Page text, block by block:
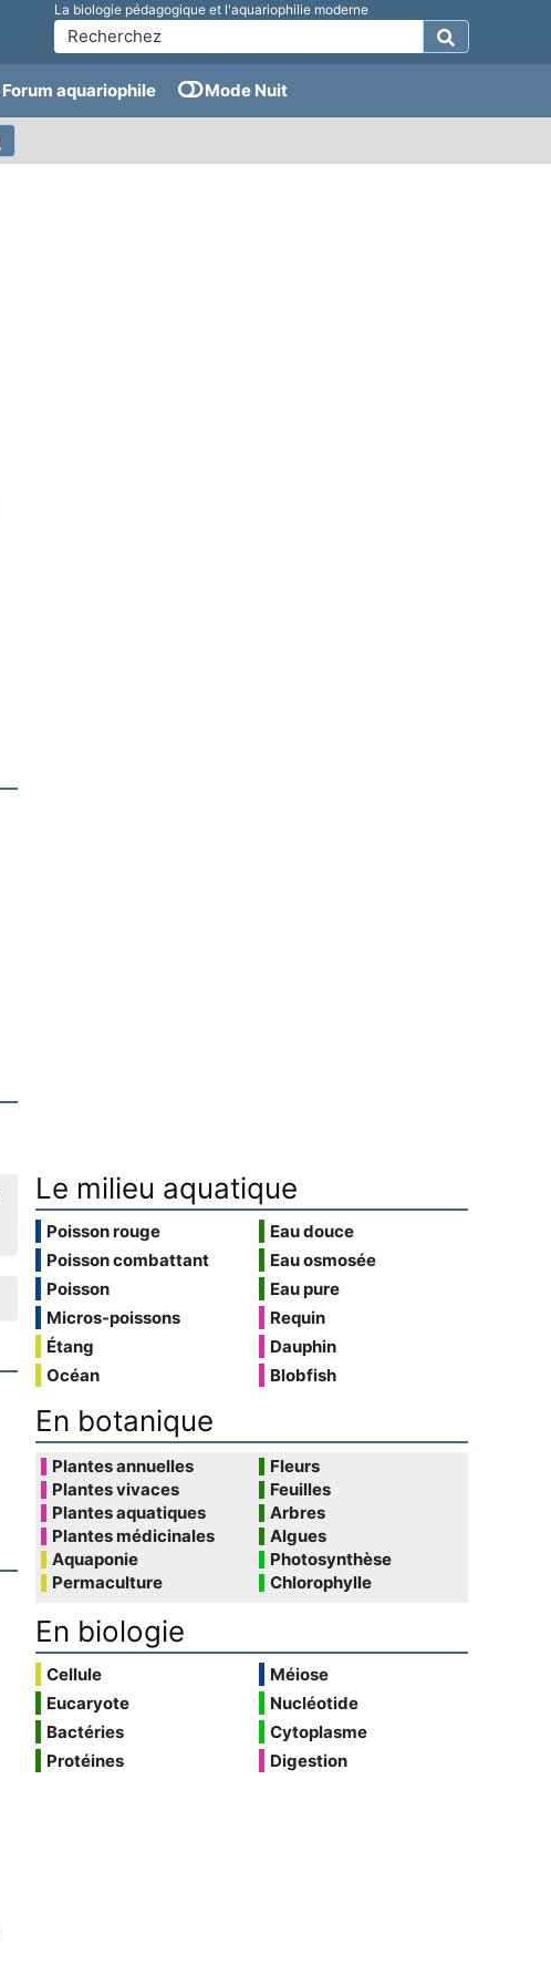
La biologie pédagogique et l'aquariophilie moderne
Forum aquariophile Mode Nuit
Le milieu aquatique
Poisson rouge
Poisson combattant
Poisson
Micros-poissons
Étang
Océan
Eau douce
Eau osmosée
Eau pure
Requin
Dauphin
Blobfish
En botanique
Plantes annuelles
Plantes vivaces
Plantes aquatiques
Plantes médicinales
Aquaponie
Permaculture
Fleurs
Feuilles
Arbres
Algues
Photosynthèse
Chlorophylle
En biologie
Cellule
Eucaryote
Bactéries
Protéines
Méiose
Nucléotide
Cytoplasme
Digestion